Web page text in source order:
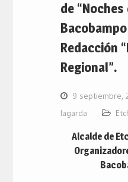
de “Noches
Redacción
Regional”.
9 septiembre,
lagarda
Alcalde de